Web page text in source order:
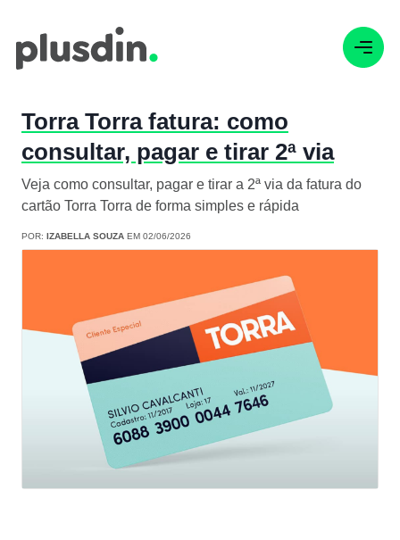
Torra Torra fatura: como
consultar, pagar e tirar 2ª via
Veja como consultar, pagar e tirar a 2ª via da fatura do
cartão Torra Torra de forma simples e rápida
POR: IZABELLA SOUZA EM 02/06/2026